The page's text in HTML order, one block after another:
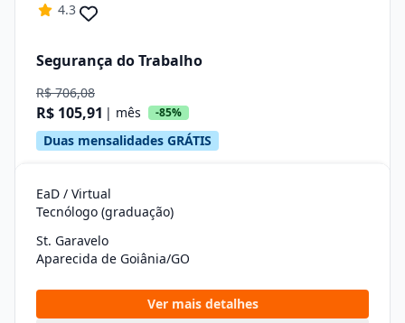
4.3
Segurança do Trabalho
R$ 706,08
R$ 105,91 | mês -85%
Duas mensalidades GRÁTIS
EaD / Virtual
Tecnólogo (graduação)
St. Garavelo
Aparecida de Goiânia/GO
Ver mais detalhes